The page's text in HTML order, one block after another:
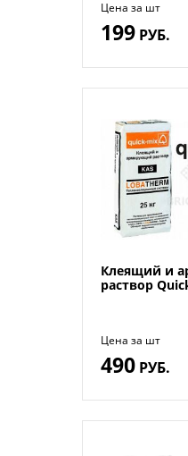
Цена за шт
199РУБ.
Клеящий и
раствор
Цена за шт
490РУБ.